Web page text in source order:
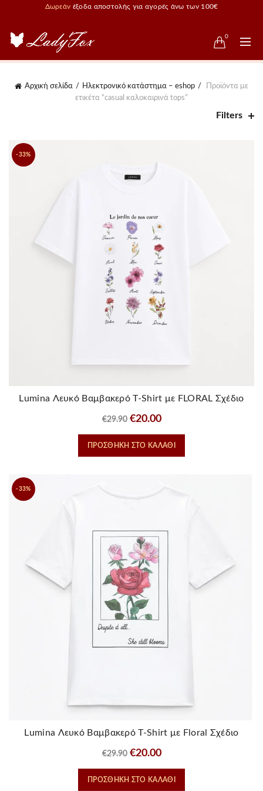
Δωρεάν έξοδα αποστολής για αγορές άνω των 100€
0
Αρχική σελίδα Ηλεκτρονικό κατάστημα – eshop
Προϊόντα με
ετικέτα “casual καλοκαιρινά tops”
Filters
-33%
Lumina Λευκό Βαμβακερό T-Shirt με FLORAL Σχέδιο
€29.90 Original
price
was:
€20.00Η
τρέχουσα
τιμή
ΠΡΟΣΘΉΚΗ ΣΤΟ ΚΑΛΆΘΙ
-33%
Lumina Λευκό Βαμβακερό T-Shirt με Floral Σχέδιο
€29.90 Original
price
was:
€20.00Η
τρέχουσα
τιμή
ΠΡΟΣΘΉΚΗ ΣΤΟ ΚΑΛΆΘΙ